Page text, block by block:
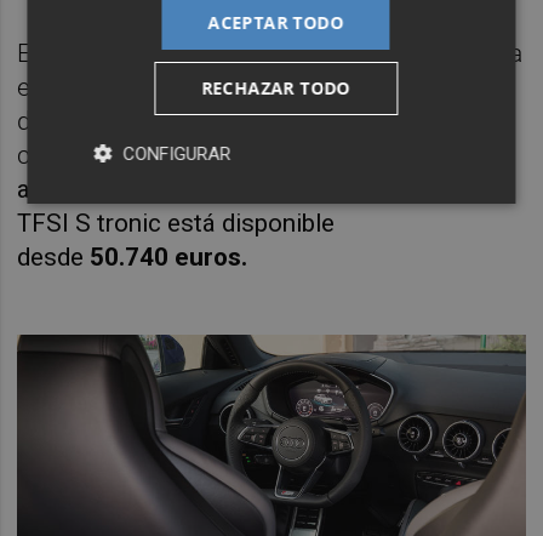
El biplaza descapotable de la marca alemana
es una apuesta segura dentro de los
deportivos
para disfrutar de la carretera, de
cada curva ytambién para escuchar su
atractivo sonido. El Audi TT Roadster 2.0
TFSI S tronic está disponible
desde 50.740 euros.
ACEPTAR TODO
RECHAZAR TODO
CONFIGURAR